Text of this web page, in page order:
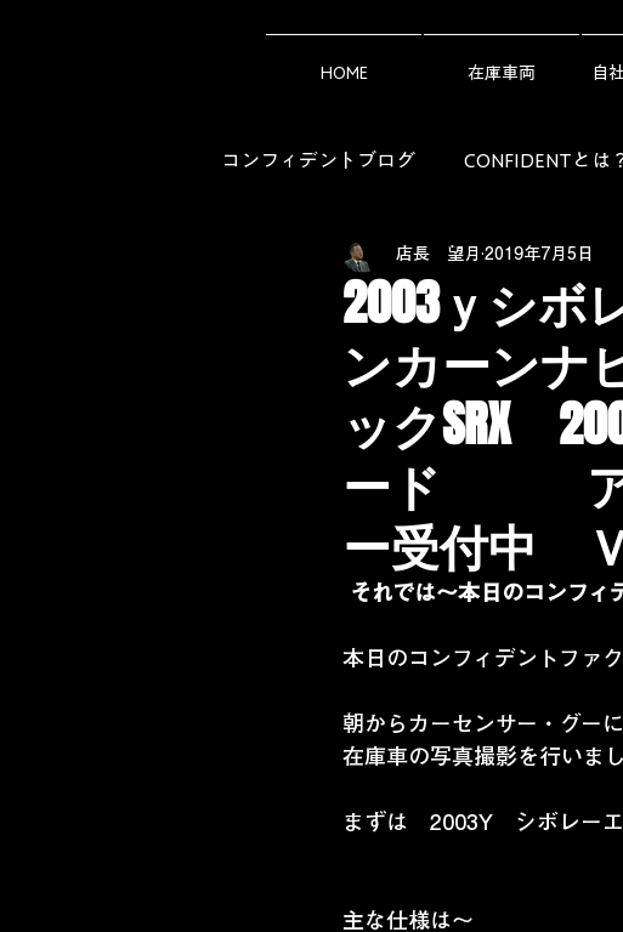
HOME 在庫車両 自
コンフィデントブログ CONFIDENTとは
アメ車ライフの知恵袋（Owner's Guide）
2003ｙシ
ンカーンナ
ックSRX
ード ア
ー受付中
店長 望月 2019年7月5日
それでは～本日のコンフ
本日のコンフィデントファ
朝からカーセンサー・グー
在庫車の写真撮影を行いま
まずは　2003Y　シボレー
主な仕様は～